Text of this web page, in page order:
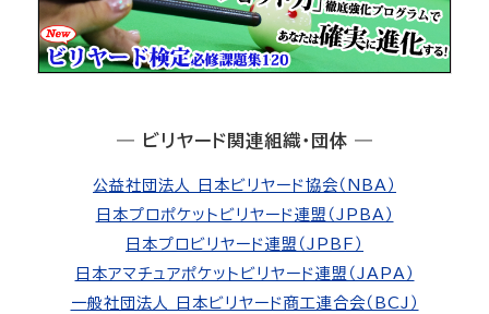
― ビリヤード関連組織・団体 ―
公益社団法人 日本ビリヤード協会（NBA）
日本プロポケットビリヤード連盟（JPBA）
日本プロビリヤード連盟（JPBF）
日本アマチュアポケットビリヤード連盟（JAPA）
一般社団法人 日本ビリヤード商工連合会（BCJ）